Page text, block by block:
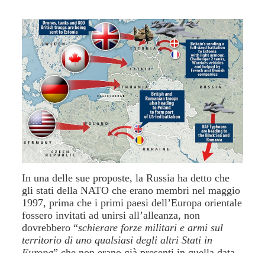
In una delle sue proposte, la Russia ha detto che
gli stati della NATO che erano membri nel maggio
1997, prima che i primi paesi dell’Europa orientale
fossero invitati ad unirsi all’alleanza, non
dovrebbero “schierare forze militari e armi sul
territorio di uno qualsiasi degli altri Stati in